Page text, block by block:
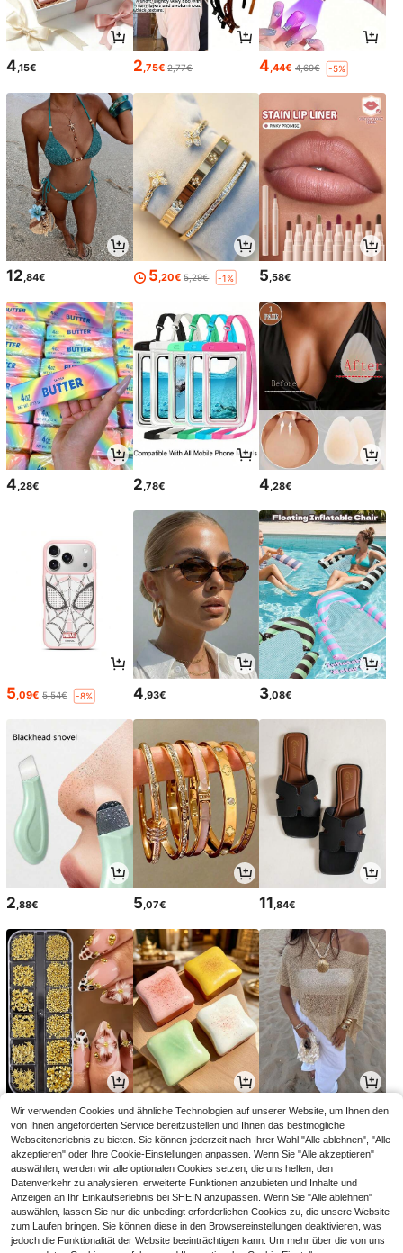
4,15€ 2,75€ 2,77€ 4,44€ 4,69€ -5%
12 ,84€ 5 ,20€ 5,29€ -1% 5 ,58€
4,28€ 2,78€ 4,28€
5,09€ 5,54€ -8% 4,93€ 3,08€
2 ,88€ 5 ,07€ 11 ,84€
3,95€ 2,88€ 12,86€12,99€ -1%
Wir verwenden Cookies und ähnliche Technologien auf unserer Website, um Ihnen den
von Ihnen angeforderten Service bereitzustellen und Ihnen das bestmögliche
Webseitenerlebnis zu bieten. Sie können jederzeit nach Ihrer Wahl "Alle ablehnen", "Alle
akzeptieren" oder Ihre Cookie-Einstellungen anpassen. Wenn Sie "Alle akzeptieren"
auswählen, werden wir alle optionalen Cookies setzen, die uns helfen, den
Datenverkehr zu analysieren, erweiterte Funktionen anzubieten und Inhalte und
Anzeigen an Ihr Einkaufserlebnis bei SHEIN anzupassen. Wenn Sie "Alle ablehnen"
auswählen, lassen Sie nur die unbedingt erforderlichen Cookies zu, die unsere Website
zum Laufen bringen. Sie können diese in den Browsereinstellungen deaktivieren, was
jedoch die Funktionalität der Website beeinträchtigen kann. Um mehr über die von uns